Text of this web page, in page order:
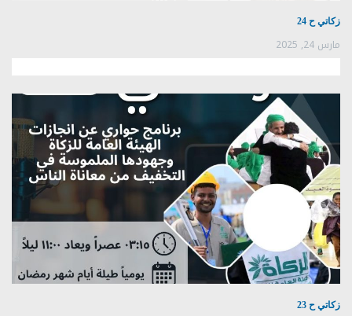
زكاتي ح 24
مارس 24, 2025
زكاتي ح 23